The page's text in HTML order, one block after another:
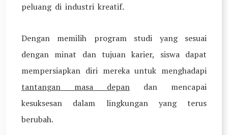
peluang di industri kreatif.
Dengan memilih program studi yang sesuai
dengan minat dan tujuan karier, siswa dapat
mempersiapkan diri mereka untuk menghadapi
tantangan masa depan dan mencapai
kesuksesan dalam lingkungan yang terus
berubah.